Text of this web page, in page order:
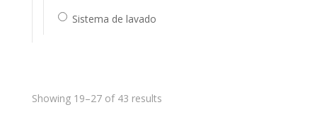
Sistema de lavado
Showing 19–27 of 43 results